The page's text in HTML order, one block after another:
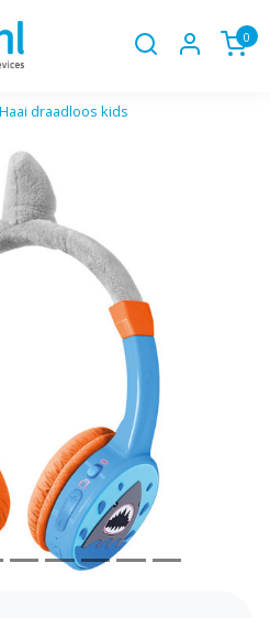
0
draadloos kids